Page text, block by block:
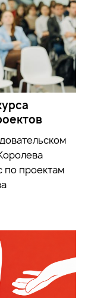
по проектам